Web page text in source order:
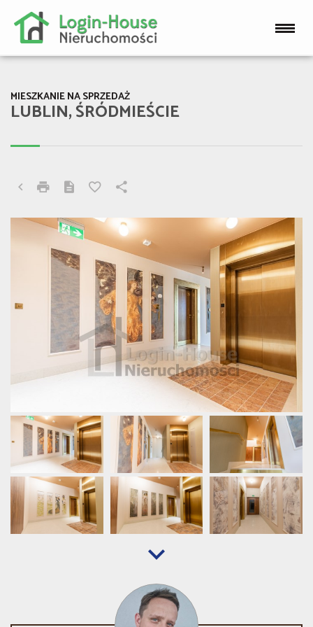
LUBLIN, ŚRÓDMIEŚCIE
MIESZKANIE NA SPRZEDAŻ